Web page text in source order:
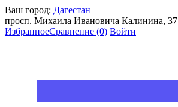
Ваш город: Дагестан
просп. Михаила Ивановича Калинина, 37
ИзбранноеСравнение (0) Войти